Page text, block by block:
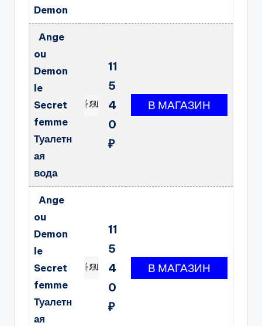
Demon
Ange
ou
Demon
le
Secret
femme
Туалетн
ая
вода
11
5
4
0
₽
Ange
ou
Demon
le
Secret
femme
Туалетн
ая
11
5
4
0
₽